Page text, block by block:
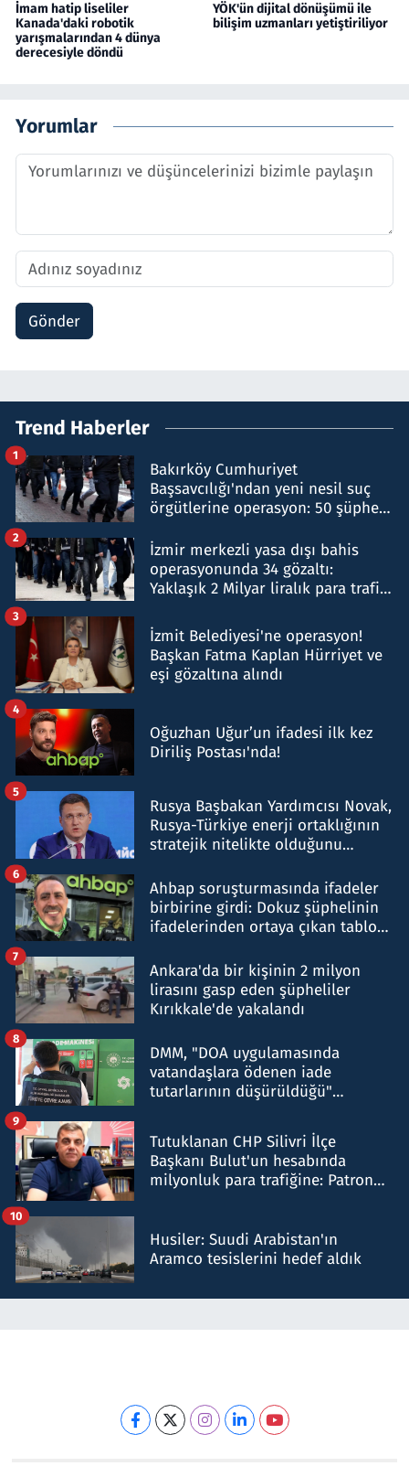
İmam hatip liseliler
Kanada'daki robotik
yarışmalarından 4 dünya
derecesiyle döndü
YÖK'ün dijital dönüşümü ile
bilişim uzmanları yetiştiriliyor
Yorumlar
Gönder
Trend Haberler
Bakırköy Cumhuriyet
Başsavcılığı'ndan yeni nesil suç
örgütlerine operasyon: 50 şüpheli
1
İzmir merkezli yasa dışı bahis
operasyonunda 34 gözaltı:
Yaklaşık 2 Milyar liralık para trafiği
2
İzmit Belediyesi'ne operasyon!
Başkan Fatma Kaplan Hürriyet ve
eşi gözaltına alındı
3
Oğuzhan Uğur’un ifadesi ilk kez
Diriliş Postası'nda!
4
Rusya Başbakan Yardımcısı Novak,
Rusya-Türkiye enerji ortaklığının
stratejik nitelikte olduğunu
5
Ahbap soruşturmasında ifadeler
birbirine girdi: Dokuz şüphelinin
ifadelerinden ortaya çıkan tablo
6
Ankara'da bir kişinin 2 milyon
lirasını gasp eden şüpheliler
Kırıkkale'de yakalandı
7
DMM, "DOA uygulamasında
vatandaşlara ödenen iade
tutarlarının düşürüldüğü"
8
Tutuklanan CHP Silivri İlçe
Başkanı Bulut'un hesabında
milyonluk para trafiğine: Patron
9
Husiler: Suudi Arabistan'ın
Aramco tesislerini hedef aldık
10